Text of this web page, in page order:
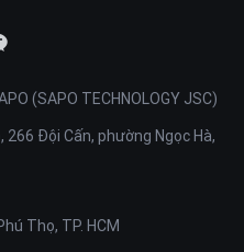
(SAPO TECHNOLOGY JSC)
266 Đội Cấn, phường Ngọc Hà,
Thọ, TP. HCM